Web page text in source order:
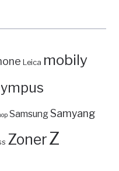
Leica mobily
SamsungSamyang
ZonerZ